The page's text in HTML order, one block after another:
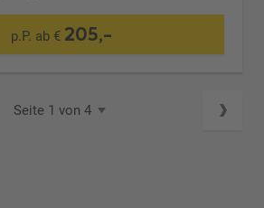
p.P. ab € 205,-
Seite 1 von 4